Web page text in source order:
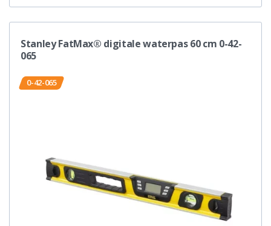
Stanley FatMax® digitale waterpas 60 cm 0-42-
065
0-42-065